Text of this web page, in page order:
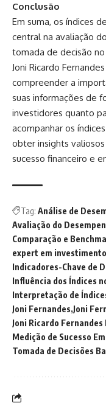
Conclusão
Em suma, os índices
central na avaliação
tomada de decisão
Joni Ricardo
compreender a
suas informações de
investidores quanto
acompanhar os
obter insights
sucesso financeiro e
Tag: Análise de
Avaliação do
Comparação e
expert em
Indicadores-Chave de
Influência dos Índices
Interpretação de
Joni Fernandes Joni
Joni Ricardo
Medição de Sucesso
Tomada de Decisões